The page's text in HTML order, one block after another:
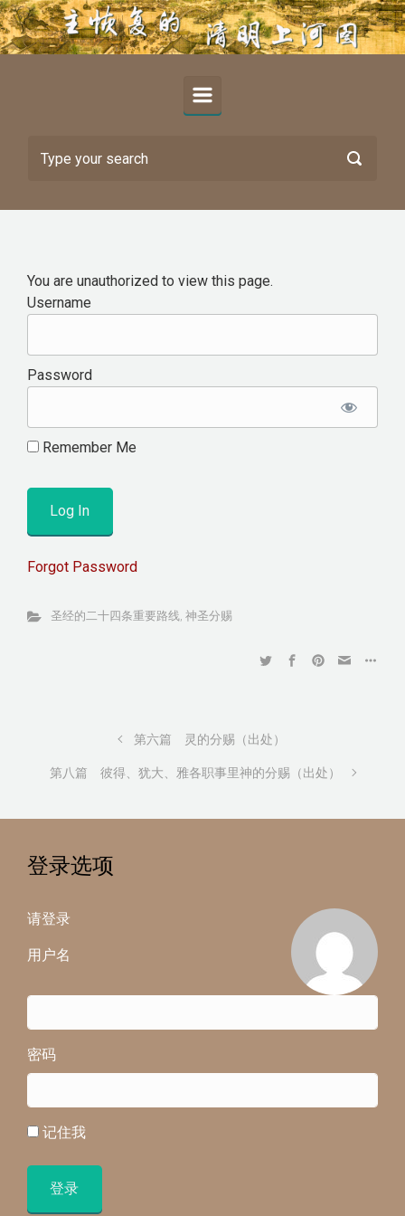
Skip to main content
You are unauthorized to view this page.
Username
Password
Remember Me
Forgot Password
圣经的二十四条重要路线, 神圣分赐
第六篇 灵的分赐（出处）
第八篇 彼得、犹大、雅各职事里神的分赐（出处）
登录选项
请登录
用户名
密码
记住我